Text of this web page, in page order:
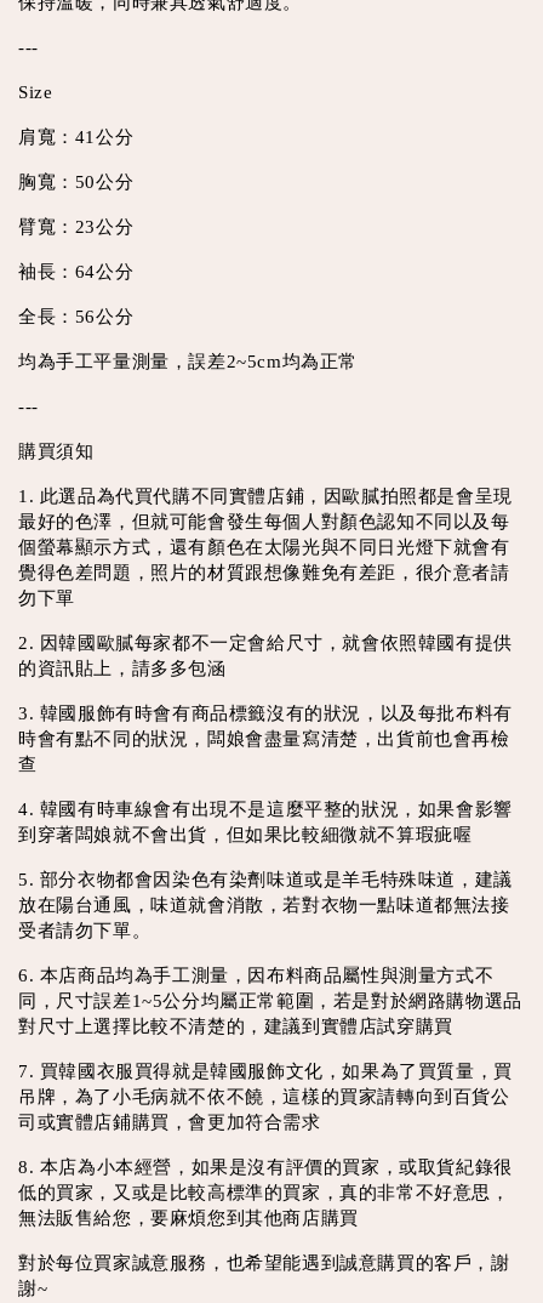
---
Size
肩寬：41公分
胸寬：50公分
臂寬：23公分
袖長：64公分
全長：56公分
均為手工平量測量，誤差2~5cm均為正常
---
購買須知
1. 此選品為代買代購不同實體店鋪，因歐膩拍照都是會呈現
最好的色澤，但就可能會發生每個人對顏色認知不同以及每
個螢幕顯示方式，還有顏色在太陽光與不同日光燈下就會有
覺得色差問題，照片的材質跟想像難免有差距，很介意者請
勿下單
2. 因韓國歐膩每家都不一定會給尺寸，就會依照韓國有提供
的資訊貼上，請多多包涵
3. 韓國服飾有時會有商品標籤沒有的狀況，以及每批布料有
時會有點不同的狀況，闆娘會盡量寫清楚，出貨前也會再檢
查
4. 韓國有時車線會有出現不是這麼平整的狀況，如果會影響
到穿著闆娘就不會出貨，但如果比較細微就不算瑕疵喔
5. 部分衣物都會因染色有染劑味道或是羊毛特殊味道，建議
放在陽台通風，味道就會消散，若對衣物一點味道都無法接
受者請勿下單。
6. 本店商品均為手工測量，因布料商品屬性與測量方式不
同，尺寸誤差1~5公分均屬正常範圍，若是對於網路購物選品
對尺寸上選擇比較不清楚的，建議到實體店試穿購買
7. 買韓國衣服買得就是韓國服飾文化，如果為了買質量，買
吊牌，為了小毛病就不依不饒，這樣的買家請轉向到百貨公
司或實體店鋪購買，會更加符合需求
8. 本店為小本經營，如果是沒有評價的買家，或取貨紀錄很
低的買家，又或是比較高標準的買家，真的非常不好意思，
無法販售給您，要麻煩您到其他商店購買
對於每位買家誠意服務，也希望能遇到誠意購買的客戶，謝
謝~